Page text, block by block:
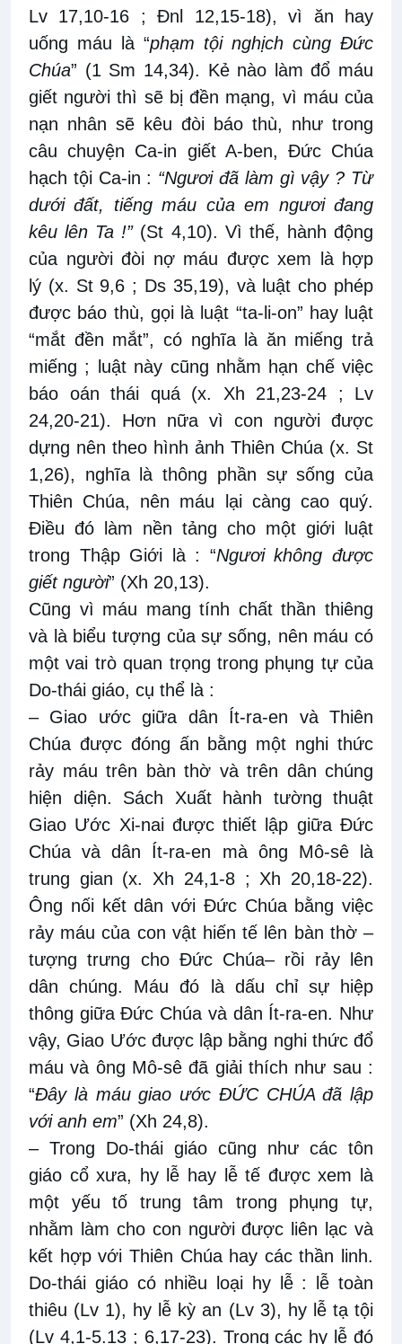
Lv 17,10-16 ; Đnl 12,15-18), vì ăn hay
uống máu là “phạm tội nghịch cùng Đức
Chúa” (1 Sm 14,34). Kẻ nào làm đổ máu
giết người thì sẽ bị đền mạng, vì máu của
nạn nhân sẽ kêu đòi báo thù, như trong
câu chuyện Ca-in giết A-ben, Đức Chúa
hạch tội Ca-in : “Ngươi đã làm gì vậy ? Từ
dưới đất, tiếng máu của em ngươi đang
kêu lên Ta !”(St 4,10). Vì thế, hành động
của người đòi nợ máu được xem là hợp
lý (x. St 9,6 ; Ds 35,19), và luật cho phép
được báo thù, gọi là luật “ta-li-on” hay luật
“mắt đền mắt”, có nghĩa là ăn miếng trả
miếng ; luật này cũng nhằm hạn chế việc
báo oán thái quá (x. Xh 21,23-24 ; Lv
24,20-21). Hơn nữa vì con người được
dựng nên theo hình ảnh Thiên Chúa (x. St
1,26), nghĩa là thông phần sự sống của
Thiên Chúa, nên máu lại càng cao quý.
Điều đó làm nền tảng cho một giới luật
trong Thập Giới là : “Ngươi không được
giết người” (Xh 20,13).
Cũng vì máu mang tính chất thần thiêng
và là biểu tượng của sự sống, nên máu có
một vai trò quan trọng trong phụng tự của
Do-thái giáo, cụ thể là :
– Giao ước giữa dân Ít-ra-en và Thiên
Chúa được đóng ấn bằng một nghi thức
rảy máu trên bàn thờ và trên dân chúng
hiện diện. Sách Xuất hành tường thuật
Giao Ước Xi-nai được thiết lập giữa Đức
Chúa và dân Ít-ra-en mà ông Mô-sê là
trung gian (x. Xh 24,1-8 ; Xh 20,18-22).
Ông nối kết dân với Đức Chúa bằng việc
rảy máu của con vật hiến tế lên bàn thờ –
tượng trưng cho Đức Chúa– rồi rảy lên
dân chúng. Máu đó là dấu chỉ sự hiệp
thông giữa Đức Chúa và dân Ít-ra-en. Như
vậy, Giao Ước được lập bằng nghi thức đổ
máu và ông Mô-sê đã giải thích như sau :
“Đây là máu giao ước ĐỨC CHÚA đã lập
với anh em” (Xh 24,8).
– Trong Do-thái giáo cũng như các tôn
giáo cổ xưa, hy lễ hay lễ tế được xem là
một yếu tố trung tâm trong phụng tự,
nhằm làm cho con người được liên lạc và
kết hợp với Thiên Chúa hay các thần linh.
Do-thái giáo có nhiều loại hy lễ : lễ toàn
thiêu (Lv 1), hy lễ kỳ an (Lv 3), hy lễ tạ tội
(Lv 4,1-5.13 ; 6,17-23). Trong các hy lễ đó